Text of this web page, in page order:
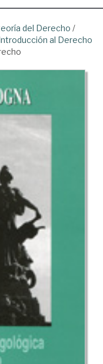
del Derecho /
al Derecho